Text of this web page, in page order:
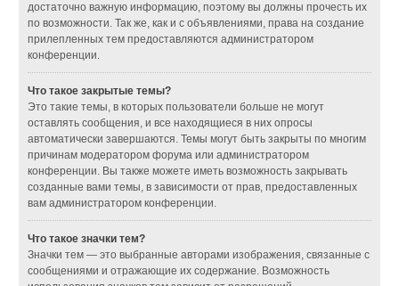
достаточно важную информацию, поэтому вы должны прочесть их
по возможности. Так же, как и с объявлениями, права на создание
прилепленных тем предоставляются администратором
конференции.
Что такое закрытые темы?
Это такие темы, в которых пользователи больше не могут
оставлять сообщения, и все находящиеся в них опросы
автоматически завершаются. Темы могут быть закрыты по многим
причинам модератором форума или администратором
конференции. Вы также можете иметь возможность закрывать
созданные вами темы, в зависимости от прав, предоставленных
вам администратором конференции.
Что такое значки тем?
Значки тем — это выбранные авторами изображения, связанные с
сообщениями и отражающие их содержание. Возможность